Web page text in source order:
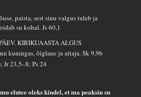
paista, sest sinu valgus tuleb ja
su kohal.Js 60,1
KIRIKUAASTA ALGUS
kuningas, õiglane ja aitaja.Sk 9,9b
Jr 23,5–8; Ps 24
elutee oleks kindel, et ma peaksin su